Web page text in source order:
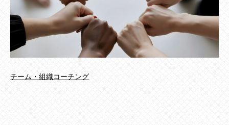
チーム・組織コーチング